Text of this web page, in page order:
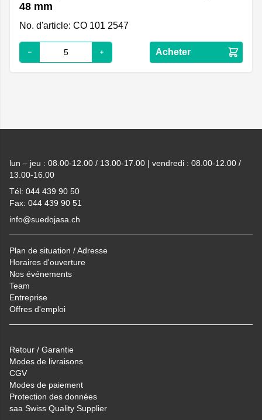
48 mm
No. d'article: CO 101 2547
Acheter
lun – jeu : 08.00-12.00 / 13.00-17.00 | vendredi : 08.00-12.00 /
13.00-16.00
Tél: 044 439 90 50
Fax: 044 439 90 51
info@suedojasa.ch
Plan de situation / Adresse
Horaires d'ouverture
Nos événements
Team
Entreprise
Offres d'emploi
Retour / Garantie
Modes de livraisons
CGV
Modes de paiement
Protection des données
saa Swiss Quality Supplier